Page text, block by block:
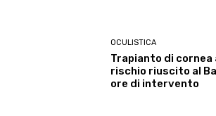
OCULISTICA
Trapianto di
rischio riuscito al
ore di intervento